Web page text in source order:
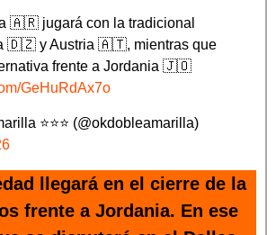
🇦🇷 jugará con la tradicional
🇩🇿 y Austria 🇦🇹, mientras que
frente a Jordania 🇯🇴
GeHuRdAx7o
⭐️⭐️⭐️ (@okdobleamarilla)
llegará en el cierre de la
frente a Jordania. En ese